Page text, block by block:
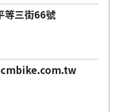
等三街66號